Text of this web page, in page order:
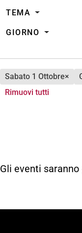
TEMA
GIORNO
sabato 1 Ottobre×
Rimuovi tutti
Gli eventi